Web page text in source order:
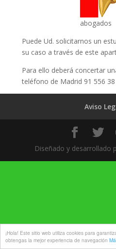
¡Hola! Este sitio web utiliza cookies para
obtengas la mejor experiencia de navegación
abogados
Puede Ud. solicitarnos un
su caso a través de este
Para ello deberá concertar
teléfono de Madrid 91 556 38
Aviso
Diseñado y desarrollado